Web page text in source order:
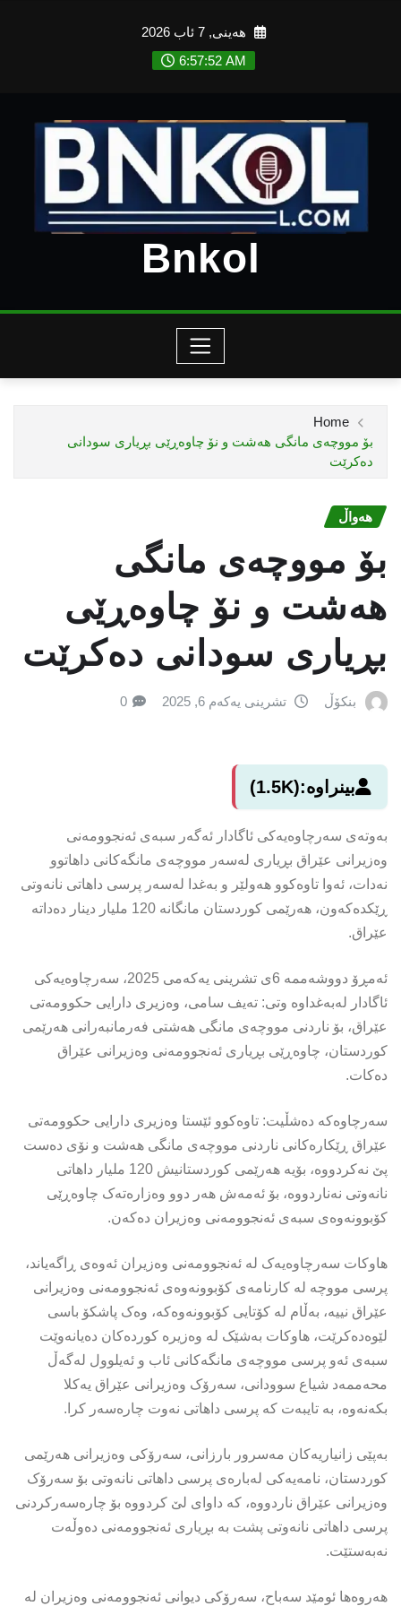
هەینی, 7 ئاب 2026
6:57:54 AM
Bnkol
Home
بۆ مووچەی مانگی هەشت و نۆ چاوەڕێی بڕیاری سودانى
دەکرێت
هەواڵ
بۆ مووچەی مانگی
هەشت و نۆ چاوەڕێی
بڕیاری سودانى دەکرێت
بنکۆڵ تشرینی یەکەم 6, 2025 0
بینراوە:(1.5K)
بەوتەى سەرچاوەیەکى ئاگادار ئەگەر سبەی ئەنجوومەنی
وەزیرانی عێراق بڕیاری لەسەر مووچەی مانگەکانی داهاتوو
نەدات، ئەوا تاوەکوو هەولێر و بەغدا لەسەر پرسی داهاتی نانەوتی
ڕێکدەکەون، هەرێمی کوردستان مانگانە 120 ملیار دینار دەداتە
عێراق.
ئەمڕۆ دووشەممە 6ی تشرینی یەکەمی 2025، سەرچاوەیەکى
ئاگادار لەبەغداوە وتی: تەیف سامی، وەزیری دارایی حکوومەتی
عێراق، بۆ ناردنی مووچەی مانگی هەشتی فەرمانبەرانی هەرێمی
کوردستان، چاوەڕێی بڕیاری ئەنجوومەنی وەزیرانی عێراق
دەکات.
سەرچاوەکە دەشڵیت: تاوەکوو ئێستا وەزیری دارایی حکوومەتی
عێراق ڕێکارەکانی ناردنی مووچەی مانگی هەشت و نۆی دەست
پێ نەکردووە، بۆیە هەرێمی کوردستانیش 120 ملیار داهاتی
نانەوتی نەناردووە، بۆ ئەمەش هەر دوو وەزارەتەک چاوەڕێی
کۆبوونەوەی سبەی ئەنجوومەنی وەزیران دەکەن.
هاوکات سەرچاوەیەک لە ئەنجوومەنی وەزیران ئەوەى ڕاگەیاند،
پرسی مووچە لە کارنامەی کۆبوونەوەی ئەنجوومەنی وەزیرانی
عێراق نییە، بەڵام لە کۆتایی کۆبوونەوەکە، وەک پاشکۆ باسی
لێوەدەکرێت، هاوکات بەشێک لە وەزیرە کوردەکان دەیانەوێت
سبەی ئەو پرسی مووچەی مانگەکانی ئاب و ئەیلوول لەگەڵ
محەممەد شیاع سوودانی، سەرۆک وەزیرانی عێراق یەکلا
بکەنەوە، بە تایبەت کە پرسی داهاتی نەوت چارەسەر کرا.
بەپێى زانیاریەکان مەسرور بارزانی، سەرۆکی وەزیرانی هەرێمی
کوردستان، نامەیەکی لەبارەی پرسی داهاتی نانەوتی بۆ سەرۆک
وەزیرانی عێراق ناردووە، کە داوای لێ کردووە بۆ چارەسەرکردنی
پرسی داهاتی نانەوتی پشت بە بڕیاری ئەنجوومەنی دەوڵەت
نەبەستێت.
هەروەها ئومێد سەباح، سەرۆکی دیوانی ئەنجوومەنی وەزیران لە